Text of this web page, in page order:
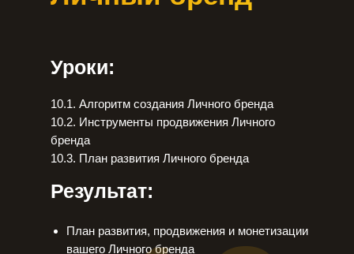
10.1. Алгоритм создания Личного бренда
10.2. Инструменты продвижения Личного
бренда
10.3. План развития Личного бренда
Уроки:
План развития, продвижения и монетизации
вашего Личного бренда
Результат: